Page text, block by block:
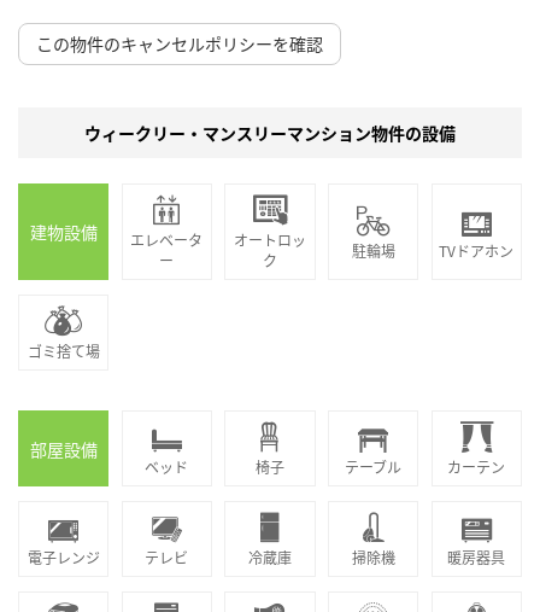
この物件のキャンセルポリシーを確認
ウィークリー・マンスリーマンション物件の設備
建物設備
エレベータ
ー
オートロッ
ク
駐輪場 TVドアホン
ゴミ捨て場
部屋設備
ベッド 椅子 テーブル カーテン
電子レンジ テレビ 冷蔵庫 掃除機 暖房器具